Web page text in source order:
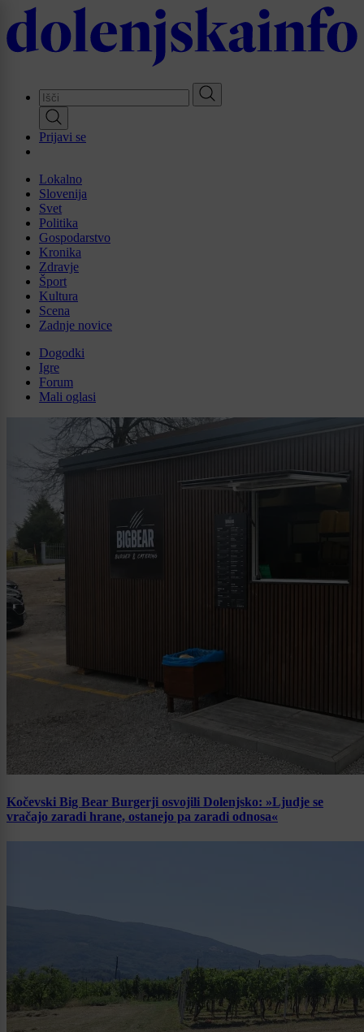
Skip
to
main
Prijavi se
Lokalno
Slovenija
Svet
Politika
Gospodarstvo
Kronika
Zdravje
Šport
Kultura
Scena
Zadnje novice
Dogodki
Igre
Forum
Mali oglasi
Kočevski Big Bear Burgerji osvojili Dolenjsko: »Ljudje se
vračajo zaradi hrane, ostanejo pa zaradi odnosa«